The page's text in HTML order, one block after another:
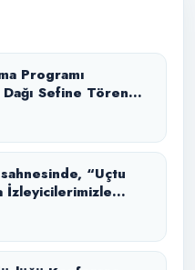
Programı
Sefine Tören
anlatımı ile
“Uçtu
İzleyicilerimizle